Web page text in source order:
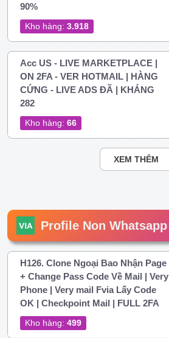
90%
Kho hàng: 3.918
Acc US - LIVE MARKETPLACE |
ON 2FA - VER HOTMAIL | HÀNG
CỨNG - LIVE ADS ĐÃ | KHÁNG
282
Kho hàng: 66
XEM THÊM
Profile Non Whatsapp
H126. Clone Ngoại Bao Nhận Page
+ Change Pass Code Về Mail | Very
Phone | Very mail Fvia Lấy Code
OK | Checkpoint Mail | FULL 2FA
Kho hàng: 499